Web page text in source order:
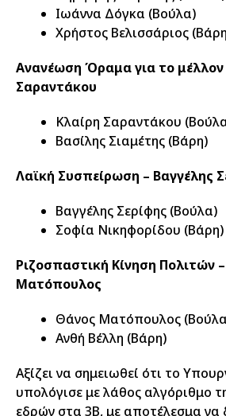
Ιωάννα Δόγκα (Βούλα)
Χρήστος Βελισσάριος
Ανανέωση Όραμα για το μέλλον
Σαραντάκου
Κλαίρη Σαραντάκου
Βασίλης Σιαμέτης (Βάρη)
Λαϊκή Συσπείρωση – Βαγγέλης
Βαγγέλης Σερίφης (Βούλα)
Σοφία Νικηφορίδου (Βάρη)
Ριζοσπαστική Κίνηση Πολιτών
Ματόπουλος
Θάνος Ματόπουλος
Ανθή Βέλλη (Βάρη)
Αξίζει να σημειωθεί ότι το
υπολόγισε με λάθος αλγόριθμο
εδρών στα 3Β, με αποτέλεσμα να